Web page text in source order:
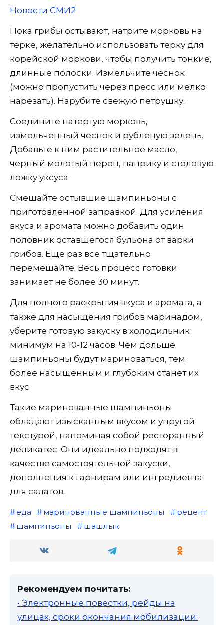
Новости СМИ2
Пока грибы остывают, натрите морковь на
терке, желательно использовать терку для
корейской моркови, чтобы получить тонкие,
длинные полоски. Измельчите чеснок
(можно пропустить через пресс или мелко
нарезать). Нарубите свежую петрушку.
Соедините натертую морковь,
измельченный чеснок и рубленую зелень.
Добавьте к ним растительное масло,
черный молотый перец, паприку и столовую
ложку уксуса.
Смешайте остывшие шампиньоны с
приготовленной заправкой. Для усиления
вкуса и аромата можно добавить один
половник оставшегося бульона от варки
грибов. Еще раз все тщательно
перемешайте. Весь процесс готовки
занимает не более 30 минут.
Для полного раскрытия вкуса и аромата, а
также для насыщения грибов маринадом,
уберите готовую закуску в холодильник
минимум на 10-12 часов. Чем дольше
шампиньоны будут мариноваться, тем
более насыщенным и глубоким станет их
вкус.
Такие маринованные шампиньоны
обладают изысканным вкусом и упругой
текстурой, напоминая собой ресторанный
деликатес. Они идеально подходят в
качестве самостоятельной закуски,
дополнения к гарнирам или ингредиента
для салатов.
еда маринованные шампиньоны
рецепт
шампиньоны
шашлык
Рекомендуем почитать:
• Электронные повестки, рейды на
улицах, сроки окончания мобилизации: